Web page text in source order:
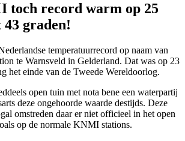
toch record warm op 25
graden!
temperatuurrecord op naam van
te Warnsveld in Gelderland. Dat was op 23
het einde van de Tweede Wereldoorlog.
open tuin met nota bene een waterpartij
deze ongehoorde waarde destijds. Deze
omstreden daar er niet officieel in het open
op de normale KNMI stations.